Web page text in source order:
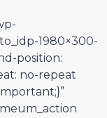
1980×300-
position:
no-repeat